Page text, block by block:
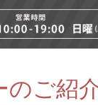
のご紹